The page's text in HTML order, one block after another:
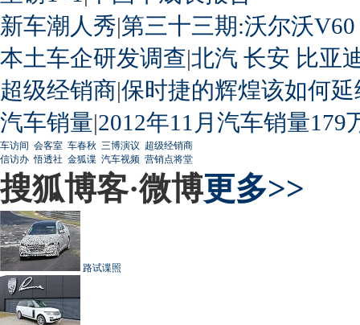
新车潮人秀|第三十三期:沃尔沃
本土车企研发调查|北汽 长安 比亚
超级经销商|保时捷的辉煌该如何延
汽车销量|2012年11月汽车销量179
车访间 会客室 车春秋 三博演议 超级经销商
信访办 悟透社 金狐谍 汽车视频 营销点将堂
搜狐博客·微博更多>>
路试谍照